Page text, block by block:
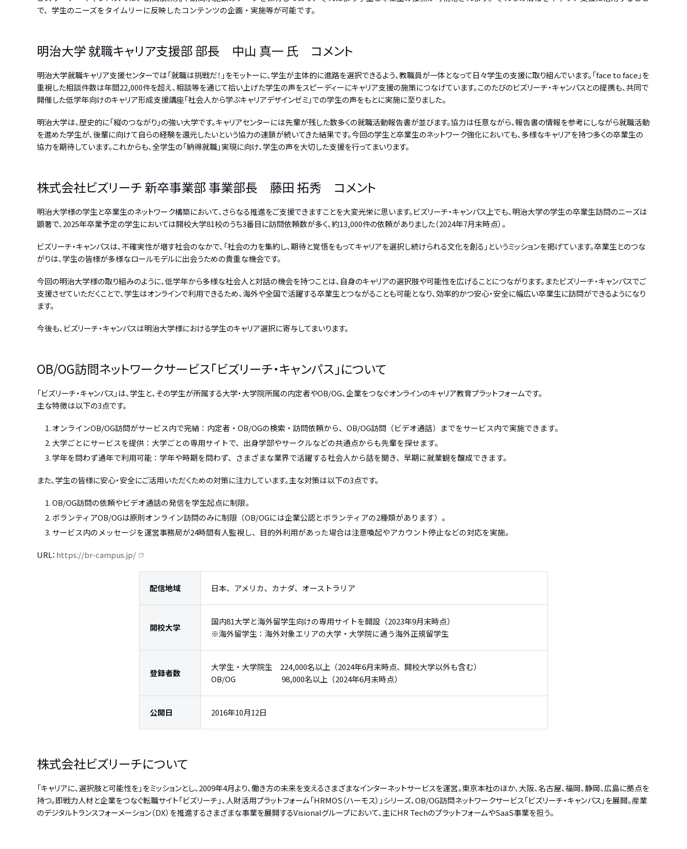
で、学生のニーズをタイムリーに反映したコンテンツの企画・実施等が可能です。
明治大学 就職キャリア支援部 部長 中山 真一 氏 コメント
明治大学就職キャリア支援センターでは「就職は挑戦だ！」をモットーに、学生が主体的に進路を選択できるよう、教職員が一体となって日々学生の支援に取り組んでいます。「face to face」を
重視した相談件数は年間22,000件を超え、相談等を通じて拾い上げた学生の声をスピーディーにキャリア支援の施策につなげています。このたびのビズリーチ・キャンパスとの提携も、共同で
開催した低学年向けのキャリア形成支援講座「社会人から学ぶキャリアデザインゼミ」での学生の声をもとに実施に至りました。
明治大学は、歴史的に「縦のつながり」の強い大学です。キャリアセンターには先輩が残した数多くの就職活動報告書が並びます。協力は任意ながら、報告書の情報を参考にしながら就職活動
を進めた学生が、後輩に向けて自らの経験を還元したいという協力の連鎖が続いてきた結果です。今回の学生と卒業生のネットワーク強化においても、多様なキャリアを持つ多くの卒業生の
協力を期待しています。これからも、全学生の「納得就職」実現に向け、学生の声を大切した支援を行ってまいります。
株式会社ビズリーチ 新卒事業部 事業部長 藤田 拓秀 コメント
明治大学様の学生と卒業生のネットワーク構築において、さらなる推進をご支援できますことを大変光栄に思います。ビズリーチ・キャンパス上でも、明治大学の学生の卒業生訪問のニーズは
顕著で、2025年卒業予定の学生においては開校大学81校のうち3番目に訪問依頼数が多く、約13,000件の依頼がありました（2024年7月末時点）。
ビズリーチ・キャンパスは、不確実性が増す社会のなかで、「社会の力を集約し、期待と覚悟をもってキャリアを選択し続けられる文化を創る」というミッションを掲げています。卒業生とのつな
がりは、学生の皆様が多様なロールモデルに出会うための貴重な機会です。
今回の明治大学様の取り組みのように、低学年から多様な社会人と対話の機会を持つことは、自身のキャリアの選択肢や可能性を広げることにつながります。またビズリーチ・キャンパスでご
支援させていただくことで、学生はオンラインで利用できるため、海外や全国で活躍する卒業生とつながることも可能となり、効率的かつ安心・安全に幅広い卒業生に訪問ができるようになり
ます。
今後も、ビズリーチ・キャンパスは明治大学様における学生のキャリア選択に寄与してまいります。
OB/OG訪問ネットワークサービス「ビズリーチ・キャンパス」について
「ビズリーチ・キャンパス」は、学生と、その学生が所属する大学・大学院所属の内定者やOB/OG、企業をつなぐオンラインのキャリア教育プラットフォームです。
主な特徴は以下の3点です。
オンラインOB/OG訪問がサービス内で完結：内定者・OB/OGの検索・訪問依頼から、OB/OG訪問（ビデオ通話）までをサービス内で実施できます。
大学ごとにサービスを提供：大学ごとの専用サイトで、出身学部やサークルなどの共通点からも先輩を探せます。
学年を問わず通年で利用可能：学年や時期を問わず、さまざまな業界で活躍する社会人から話を聞き、早期に就業観を醸成できます。
また、学生の皆様に安心・安全にご活用いただくための対策に注力しています。主な対策は以下の3点です。
OB/OG訪問の依頼やビデオ通話の発信を学生起点に制限。
ボランティアOB/OGは原則オンライン訪問のみに制限（OB/OGには企業公認とボランティアの2種類があります）。
サービス内のメッセージを運営事務局が24時間有人監視し、目的外利用があった場合は注意喚起やアカウント停止などの対応を実施。
URL： https://br-campus.jp/
配信地域 日本、アメリカ、カナダ、オーストラリア
開校大学
国内81大学と海外留学生向けの専用サイトを開設（2023年9月末時点）
※海外留学生：海外対象エリアの大学・大学院に通う海外正規留学生
登録者数
大学生・大学院生 224,000名以上（2024年6月末時点、開校大学以外も含む）
OB/OG 98,000名以上（2024年6月末時点）
公開日 2016年10月12日
株式会社ビズリーチについて
「キャリアに、選択肢と可能性を」をミッションとし、2009年4月より、働き方の未来を支えるさまざまなインターネットサービスを運営。東京本社のほか、大阪、名古屋、福岡、静岡、広島に拠点を
持つ。即戦力人材と企業をつなぐ転職サイト「ビズリーチ」、人財活用プラットフォーム「HRMOS（ハーモス）」シリーズ、OB/OG訪問ネットワークサービス「ビズリーチ・キャンパス」を展開。産業
のデジタルトランスフォーメーション（DX）を推進するさまざまな事業を展開するVisionalグループにおいて、主にHR TechのプラットフォームやSaaS事業を担う。